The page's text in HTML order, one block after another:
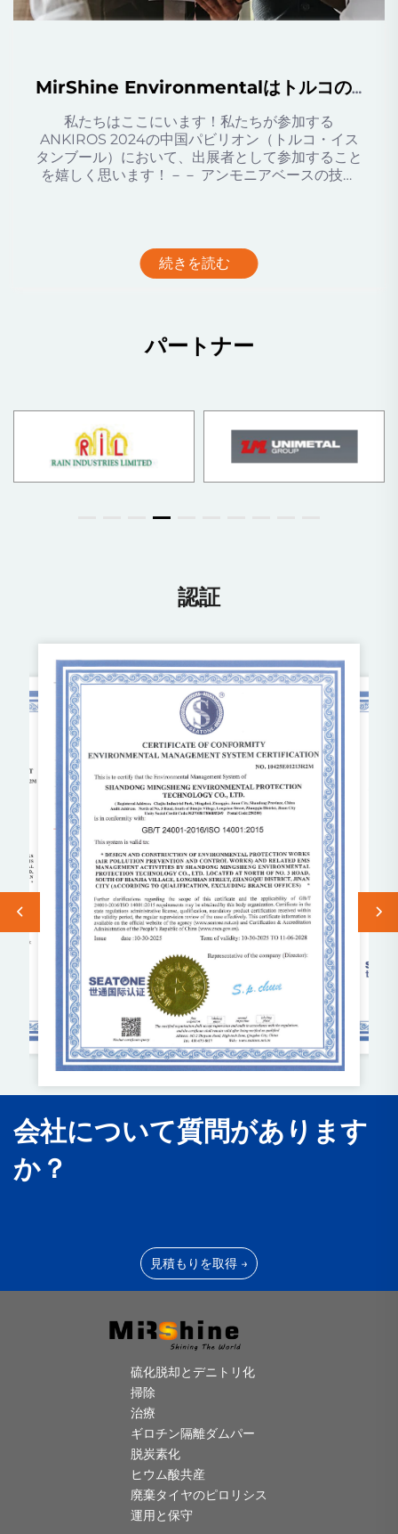
MirShine Environmentalはトルコのイスタンブールで開催される[ANKIROS 2024]に招待されました。
私たちはここにいます！私たちが参加する
ANKIROS 2024の中国パビリオン（トルコ・イス
タンブール）において、出展者として参加すること
を嬉しく思います！－－ アンモニアベースの技術
続きを読む
パートナー
認証
会社について質問があります
か？
見積もりを取得 →
硫化脱却とデニトリ化
掃除
治療
ギロチン隔離ダムパー
脱炭素化
ヒウム酸共産
廃棄タイヤのピロリシス
運用と保守